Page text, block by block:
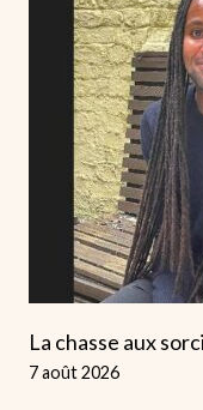
La chasse aux
7 août 2026